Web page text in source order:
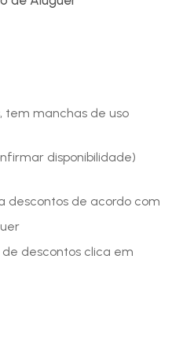
tem manchas de uso
disponibilidade)
descontos de acordo com
descontos clica em